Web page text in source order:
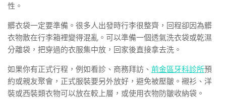
性。
髒衣袋一定要準備。很多人出發時行李很整齊，回程卻因為髒
衣物散在行李箱裡變得混亂。可以準備一個透氣洗衣袋或乾濕
分離袋，把穿過的衣服集中放，回家後直接拿去洗。
如果你有正式行程，例如看診、商務拜訪、 前金區牙科診所預
約或親友聚會，正式服裝要另外放好，避免被壓皺。襯衫、洋
裝或西裝類衣物可以放在較上層，或使用衣物防皺收納袋。